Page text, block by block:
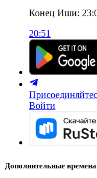
Конец Иши:
20:51
Войти
Дополнительные времена